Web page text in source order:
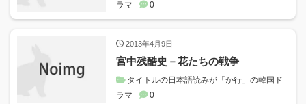
ラマ
0
2013年4月9日
宮中残酷史－花たちの戦争
タイトルの日本語読みが「か行」の韓国ド
ラマ
0